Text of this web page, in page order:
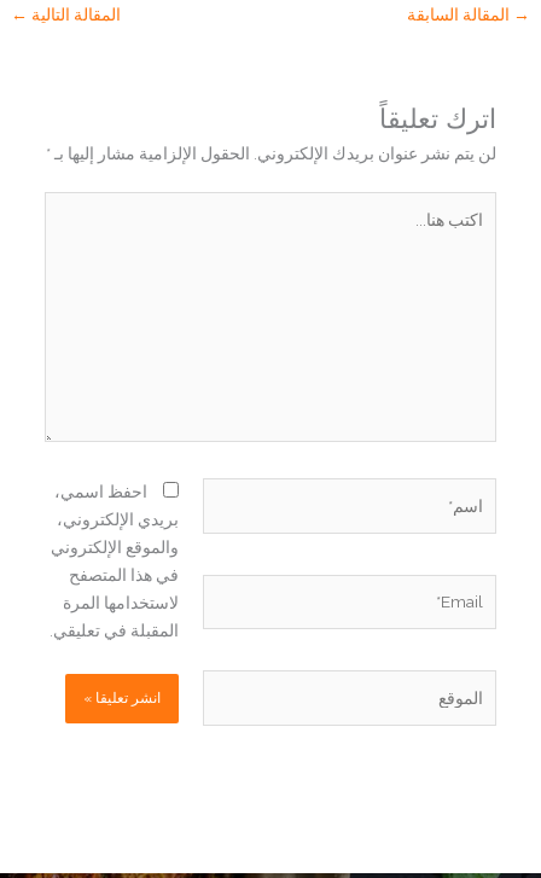
→ المقالة السابقة المقالة التالية ←
اترك تعليقاً
لن يتم نشر عنوان بريدك الإلكتروني. الحقول الإلزامية مشار إليها بـ *
هنا...
احفظ اسمي،
بريدي الإلكتروني،
والموقع الإلكتروني
في هذا المتصفح
لاستخدامها المرة
المقبلة في تعليقي.